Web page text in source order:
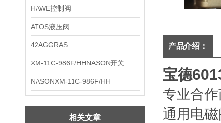
HAWE控制阀
ATOS液压阀
42AGGRAS
XM-11C-986F/HHNASON开关
NASONXM-11C-986F/HH
相关文章
产品介绍：
宝德
专业合
通用电